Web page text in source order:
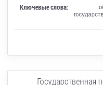
Ключевые слова:
Государственная